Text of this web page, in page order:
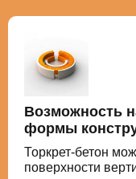
Возможность
формы
Торкрет-бетон
поверхности